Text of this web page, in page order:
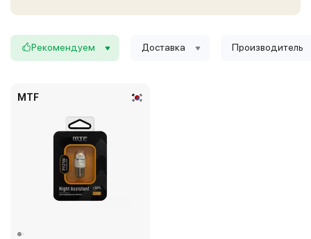
Рекомендуем Доставка Производитель
MTF